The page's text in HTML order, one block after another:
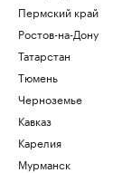
Пермский край
Ростов-на-Дону
Татарстан
Тюмень
Черноземье
Кавказ
Карелия
Мурманск